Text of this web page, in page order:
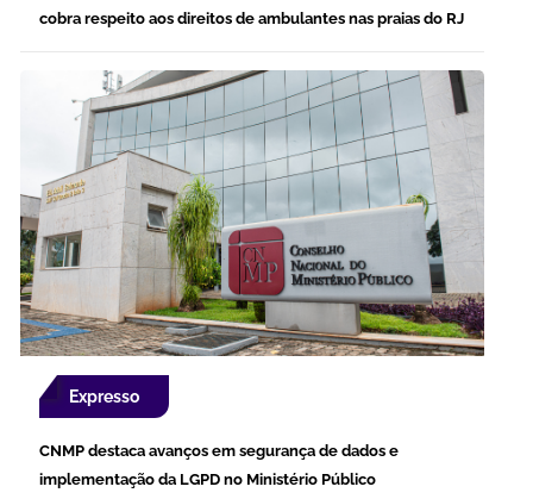
cobra respeito aos direitos de ambulantes nas praias do RJ
Expresso
CNMP destaca avanços em segurança de dados e
implementação da LGPD no Ministério Público